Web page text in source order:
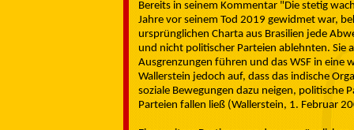
Bereits in seinem Kommentar "Die stetig
Jahre vor seinem Tod 2019 gewidmet war,
ursprünglichen Charta aus Brasilien jede
und nicht politischer Parteien ablehnten. Sie
Ausgrenzungen führen und das WSF in eine
Wallerstein jedoch auf, dass das indische
soziale Bewegungen dazu neigen, politische
Parteien fallen ließ (Wallerstein, 1. Februar